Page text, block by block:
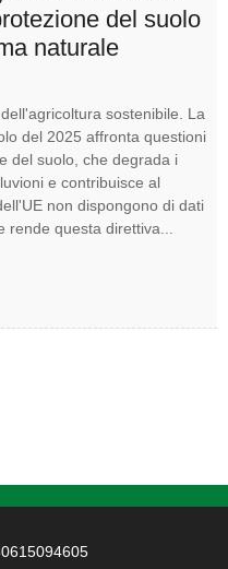
del suolo
naturale
sostenibile. La
del 2025 affronta questioni
del suolo, che degrada i
e contribuisce al
non dispongono di dati
questa direttiva...